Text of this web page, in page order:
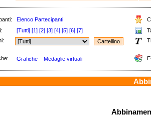
Elenco Partecipanti
[Tutti] [1] [2] [3] [4] [5] [6] [7]
Grafiche Medaglie virtuali